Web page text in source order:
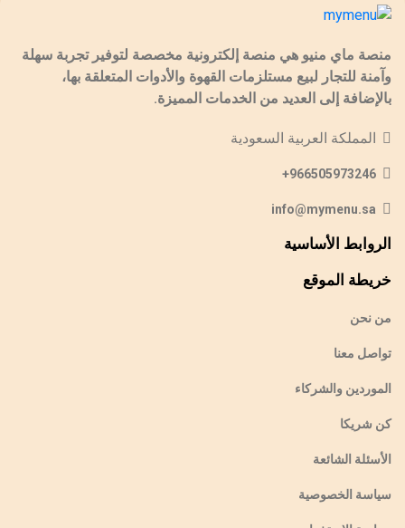
منصة ماي منيو هي منصة إلكترونية مخصصة لتوفير تجربة سهلة
وآمنة للتجار لبيع مستلزمات القهوة والأدوات المتعلقة بها،
بالإضافة إلى العديد من الخدمات المميزة.
المملكة العربية السعودية
966505973246+
info@mymenu.sa
الروابط الأساسية
خريطة الموقع
من نحن
تواصل معنا
الموردين والشركاء
كن شريكا
الأسئلة الشائعة
سياسة الخصوصية